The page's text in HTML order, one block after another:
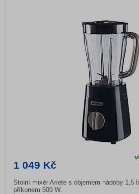
1 049 Kč
Stolní mixér Ariete s objemem nádoby 1,5
příkonem 500 W.